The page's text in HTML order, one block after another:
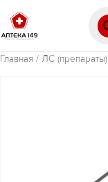
Главная / ЛС (препараты)